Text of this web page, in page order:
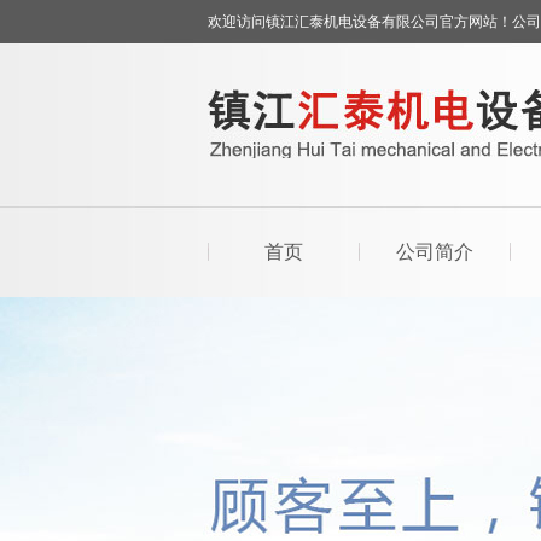
欢迎访问镇江汇泰机电设备有限公司官方网站！公
首页 公司简介